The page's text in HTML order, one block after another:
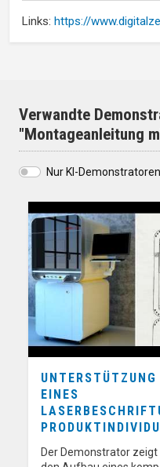
Links: https://
Verwandte
"Montageanleitung
Nur KI-Demonstratoren
EINES
Der Demonstrator